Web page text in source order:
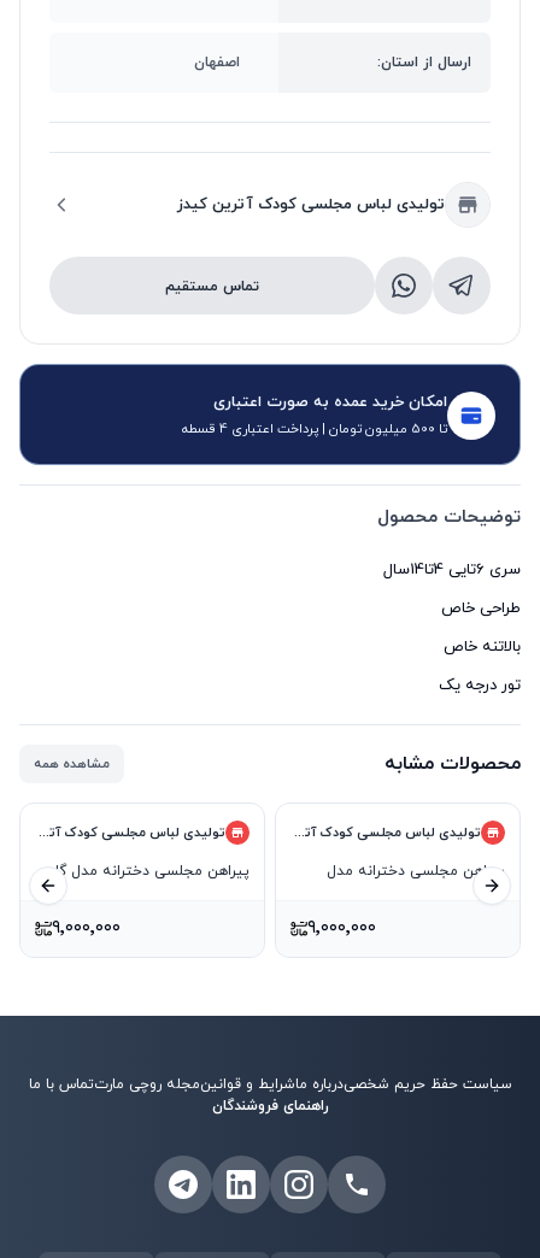
ارسال از استان: اصفهان
تولیدی لباس مجلسی کودک آترین کیدز
تماس مستقیم
امکان خرید عمده به صورت اعتباری
تا 500 میلیون تومان | پرداخت اعتباری 4 قسطه
توضیحات محصول
تور درجه یک
محصولات مشابه مشاهده همه
تولیدی لباس مجلسی کودک آترین کیدز
پیراهن مجلسی دخترانه مدل گل
۹٬۰۰۰٬۰۰۰
تولیدی لباس مجلسی کودک آترین کیدز
پیراهن مجلسی دخترانه مدل
مانلی
۹٬۰۰۰٬۰۰۰
اسلاید قبلی بعدی
سیاست حفظ حریم شخصیدرباره ماشرایط و قوانینمجله روچی مارتتماس با ما
راهنمای فروشندگان